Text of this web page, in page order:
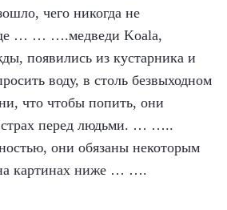
чего никогда не
… … ….медведи Koala,
появились из кустарника и
воду, в столь безвыходном
что чтобы попить, они
страх перед людьми. … …..
они обязаны некоторым
картинах ниже … ….